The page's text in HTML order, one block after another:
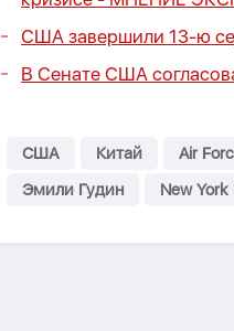
США завершили 13-ю
В Сенате США
США Китай Air
Эмили Гудин
New York